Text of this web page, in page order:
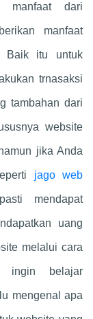
manfaat dari
manfaat
Baik itu untuk
trnasaksi
tambahan dari
website
jika Anda
jago web
mendapat
uang
melalui cara
ingin belajar
mengenal apa